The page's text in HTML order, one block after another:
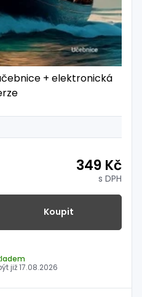
+ elektronická
349 Kč
s DPH
Koupit
již17.08.2026